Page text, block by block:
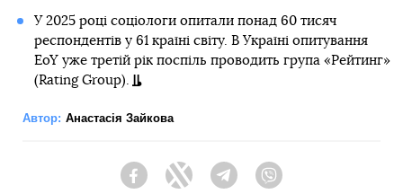
У 2025 році соціологи опитали понад 60 тисяч
респондентів у 61 країні світу. В Україні опитування
EoY уже третій рік поспіль проводить група «Рейтинг»
(Rating Group).
Автор: Анастасія Зайкова
FacebookTwitter Telegram